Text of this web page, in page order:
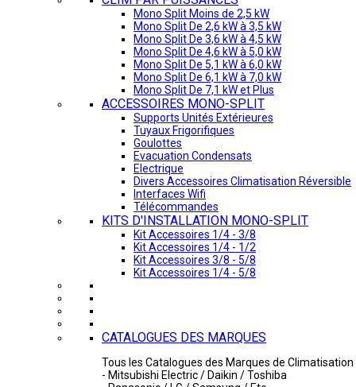
Mono Split Moins de 2,5 kW
Mono Split De 2,6 kW à 3,5 kW
Mono Split De 3,6 kW à 4,5 kW
Mono Split De 4,6 kW à 5,0 kW
Mono Split De 5,1 kW à 6,0 kW
Mono Split De 6,1 kW à 7,0 kW
Mono Split De 7,1 kW et Plus
ACCESSOIRES MONO-SPLIT
Supports Unités Extérieures
Tuyaux Frigorifiques
Goulottes
Evacuation Condensats
Electrique
Divers Accessoires Climatisation Réversible
Interfaces Wifi
Télécommandes
KITS D'INSTALLATION MONO-SPLIT
Kit Accessoires 1/4 - 3/8
Kit Accessoires 1/4 - 1/2
Kit Accessoires 3/8 - 5/8
Kit Accessoires 1/4 - 5/8
CATALOGUES DES MARQUES
Tous les Catalogues des Marques de Climatisation
- Mitsubishi Electric / Daikin / Toshiba